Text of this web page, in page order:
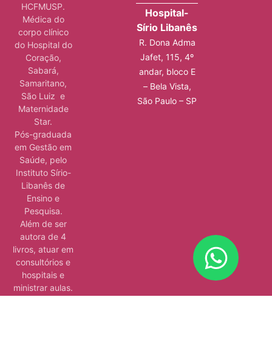
HCFMUSP.
Médica do
corpo clínico
do Hospital do
Coração,
Sabará,
Samaritano,
São Luiz e
Maternidade
Star.
Pós-graduada
em Gestão em
Saúde, pelo
Instituto Sírio-
Libanês de
Ensino e
Pesquisa.
Além de ser
autora de 4
livros, atuar em
consultórios e
hospitais e
ministrar aulas.
Hospital-
Sírio Libanês
R. Dona Adma
Jafet, 115, 4º
andar, bloco E
– Bela Vista,
São Paulo – SP